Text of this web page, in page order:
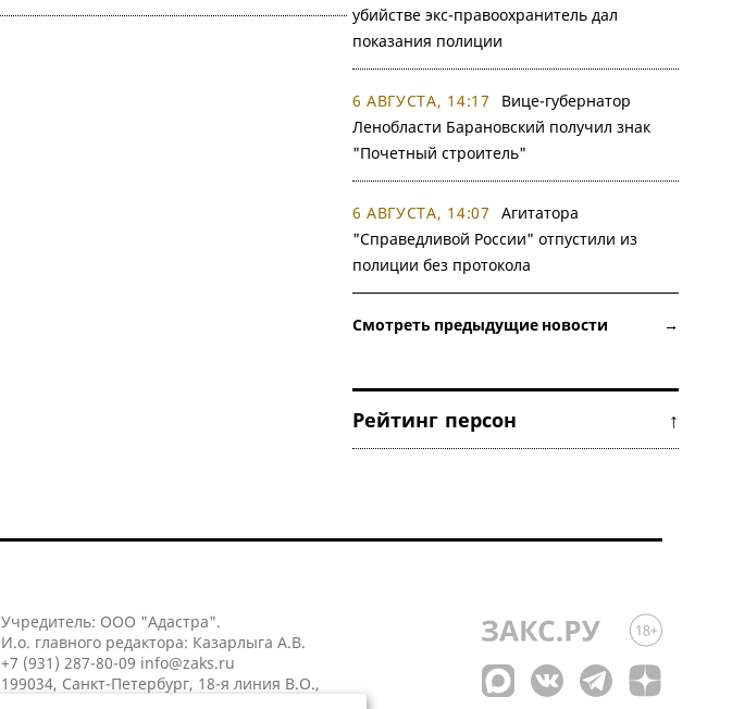
убийстве экс-правоохранитель дал
показания полиции
6 АВГУСТА, 14:17
Вице-губернатор
Ленобласти Барановский получил знак
"Почетный строитель"
6 АВГУСТА, 14:07
Агитатора
"Справедливой России" отпустили из
полиции без протокола
Смотреть предыдущие новости →
Рейтинг персон ↑
Учредитель: ООО "Адастра".
И.о. главного редактора: Казарлыга А.В.
+7 (931) 287-80-09 info@zaks.ru
199034, Санкт-Петербург, 18-я линия В.О.,